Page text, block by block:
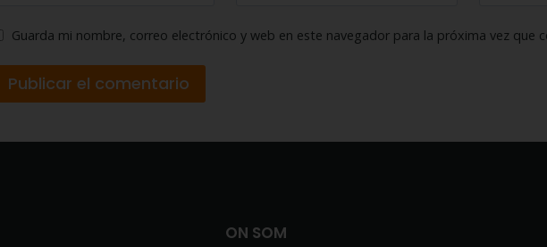
Guarda mi nombre, correo electrónico y web en este navegador para la próxima vez que
ON SOM